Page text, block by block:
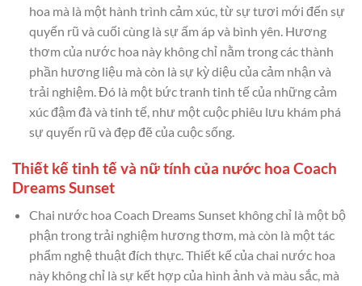
hoa mà là một hành trình cảm xúc, từ sự tươi mới đến sự
quyến rũ và cuối cùng là sự ấm áp và bình yên. Hương
thơm của nước hoa này không chỉ nằm trong các thành
phần hương liệu mà còn là sự kỳ diệu của cảm nhận và
trải nghiệm. Đó là một bức tranh tinh tế của những cảm
xúc đậm đà và tinh tế, như một cuộc phiêu lưu khám phá
sự quyến rũ và đẹp đẽ của cuộc sống.
Thiết kế tinh tế và nữ tính của nước hoa Coach
Dreams Sunset
Chai nước hoa Coach Dreams Sunset không chỉ là một bộ
phận trong trải nghiệm hương thơm, mà còn là một tác
phẩm nghệ thuật đích thực. Thiết kế của chai nước hoa
này không chỉ là sự kết hợp của hình ảnh và màu sắc, mà